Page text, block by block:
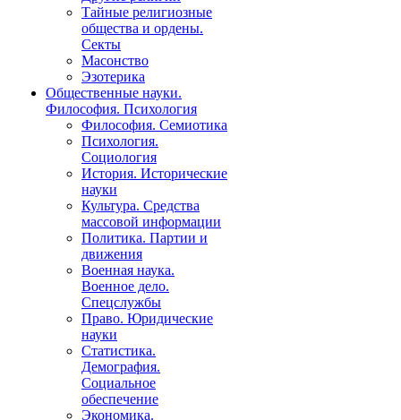
Тайные религиозные
общества и ордены.
Секты
Масонство
Эзотерика
Общественные науки.
Философия. Психология
Философия. Семиотика
Психология.
Социология
История. Исторические
науки
Культура. Средства
массовой информации
Политика. Партии и
движения
Военная наука.
Военное дело.
Спецслужбы
Право. Юридические
науки
Статистика.
Демография.
Социальное
обеспечение
Экономика.